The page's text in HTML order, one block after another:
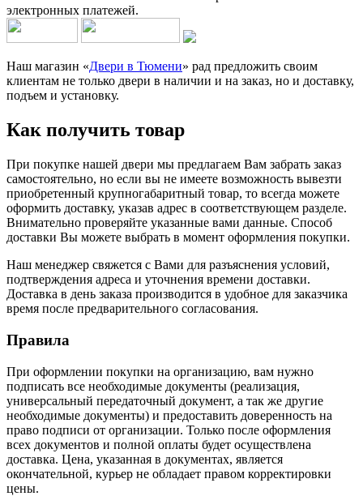
электронных платежей.
Наш магазин «Двери в Тюмени» рад предложить своим
клиентам не только двери в наличии и на заказ, но и доставку,
подъем и установку.
Как получить товар
При покупке нашей двери мы предлагаем Вам забрать заказ
самостоятельно, но если вы не имеете возможность вывезти
приобретенный крупногабаритный товар, то всегда можете
оформить доставку, указав адрес в соответствующем разделе.
Внимательно проверяйте указанные вами данные. Способ
доставки Вы можете выбрать в момент оформления покупки.
Наш менеджер свяжется с Вами для разъяснения условий,
подтверждения адреса и уточнения времени доставки.
Доставка в день заказа производится в удобное для заказчика
время после предварительного согласования.
Правила
При оформлении покупки на организацию, вам нужно
подписать все необходимые документы (реализация,
универсальный передаточный документ, а так же другие
необходимые документы) и предоставить доверенность на
право подписи от организации. Только после оформления
всех документов и полной оплаты будет осуществлена
доставка. Цена, указанная в документах, является
окончательной, курьер не обладает правом корректировки
цены.